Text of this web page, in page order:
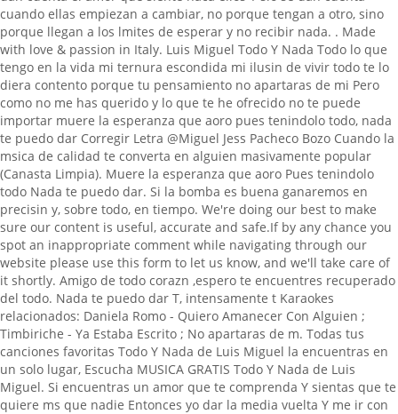
. Made
with love & passion in Italy. Luis Miguel Todo Y Nada Todo lo que
tengo en la vida mi ternura escondida mi ilusin de vivir todo te lo
diera contento porque tu pensamiento no apartaras de mi Pero
como no me has querido y lo que te he ofrecido no te puede
importar muere la esperanza que aoro pues tenindolo todo, nada
te puedo dar Corregir Letra @Miguel Jess Pacheco Bozo Cuando la
msica de calidad te converta en alguien masivamente popular
(Canasta Limpia). Muere la esperanza que aoro Pues tenindolo
todo Nada te puedo dar. Si la bomba es buena ganaremos en
precisin y, sobre todo, en tiempo. We're doing our best to make
sure our content is useful, accurate and safe.If by any chance you
spot an inappropriate comment while navigating through our
website please use this form to let us know, and we'll take care of
it shortly. Amigo de todo corazn ,espero te encuentres recuperado
del todo. Nada te puedo dar T, intensamente t Karaokes
relacionados: Daniela Romo - Quiero Amanecer Con Alguien ;
Timbiriche - Ya Estaba Escrito ; No apartaras de m. Todas tus
canciones favoritas Todo Y Nada de Luis Miguel la encuentras en
un solo lugar, Escucha MUSICA GRATIS Todo Y Nada de Luis
Miguel. Si encuentras un amor que te comprenda Y sientas que te
quiere ms que nadie Entonces yo dar la media vuelta Y me ir con